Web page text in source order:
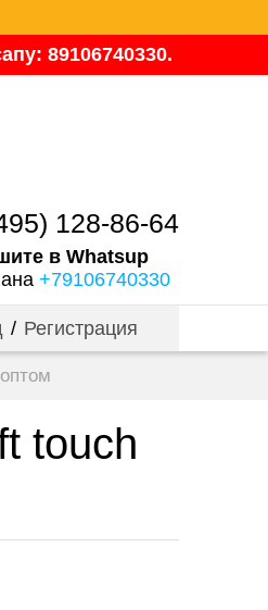
89106740330.
128-86-64
в Whatsup
+79106740330
/ Регистрация
touch